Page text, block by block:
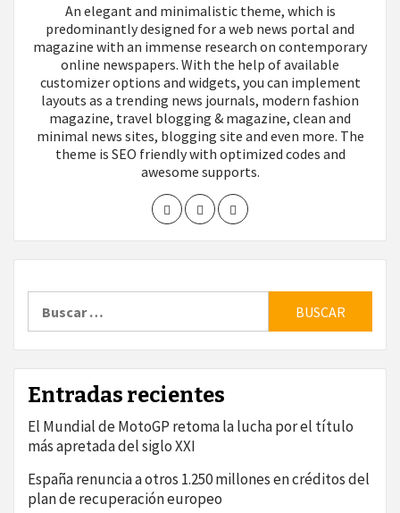
An elegant and minimalistic theme, which is
predominantly designed for a web news portal and
magazine with an immense research on contemporary
online newspapers. With the help of available
customizer options and widgets, you can implement
layouts as a trending news journals, modern fashion
magazine, travel blogging & magazine, clean and
minimal news sites, blogging site and even more. The
theme is SEO friendly with optimized codes and
awesome supports.
Entradas recientes
El Mundial de MotoGP retoma la lucha por el título
más apretada del siglo XXI
España renuncia a otros 1.250 millones en créditos del
plan de recuperación europeo